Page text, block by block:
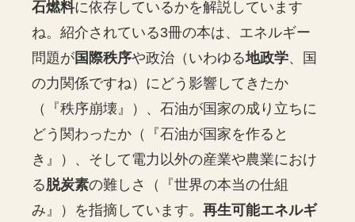
石燃料に依存しているかを解説しています
ね。紹介されている3冊の本は、エネルギー
問題が国際秩序や政治（いわゆる地政学、国
の力関係ですね）にどう影響してきたか
（『秩序崩壊』）、石油が国家の成り立ちに
どう関わったか（『石油が国家を作ると
き』）、そして電力以外の産業や農業におけ
る脱炭素の難しさ（『世界の本当の仕組
み』）を指摘しています。再生可能エネルギ